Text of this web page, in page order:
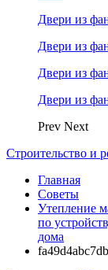
Двери из
Двери из
Двери из
Двери из
Prev Next
Строительство и
Главная
Советы
Утепление
по
дома